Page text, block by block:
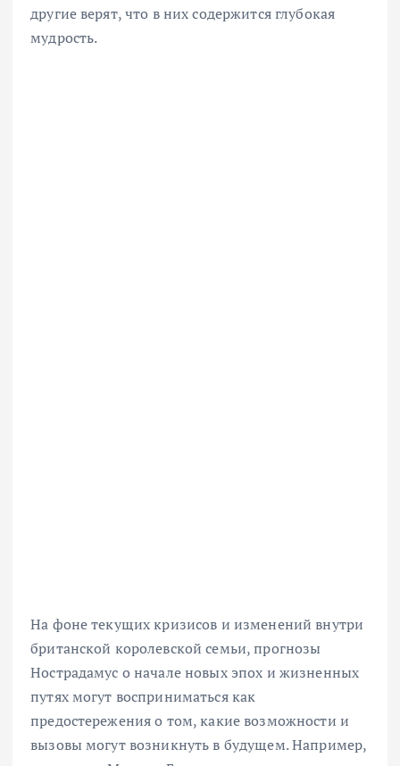
другие верят, что в них содержится глубокая
мудрость.
На фоне текущих кризисов и изменений внутри
британской королевской семьи, прогнозы
Нострадамуc о начале новых эпох и жизненных
путях могут восприниматься как
предостережения о том, какие возможности и
вызовы могут возникнуть в будущем. Например,